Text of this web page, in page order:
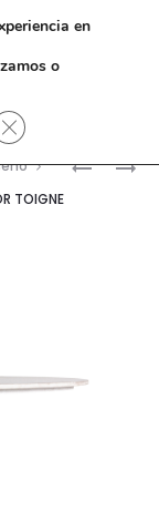
MESA
CÓMODA
TOIGNE
en
o
Cerrar el banner de